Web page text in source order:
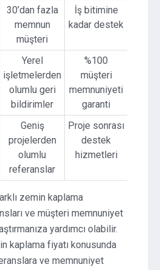
30’dan fazla
memnun
müşteri
İş bitimine
kadar destek
Yerel
işletmelerden
olumlu geri
bildirimler
%100
müşteri
memnuniyeti
garanti
Geniş
projelerden
olumlu
referanslar
Proje sonrası
destek
hizmetleri
zemin kaplama
ve müşteri memnuniyet
yardımcı olabilir.
kaplama fiyatı konusunda
ve memnuniyet